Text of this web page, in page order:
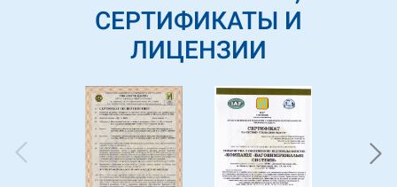
СЕРТИФИКАТЫ И
ЛИЦЕНЗИИ